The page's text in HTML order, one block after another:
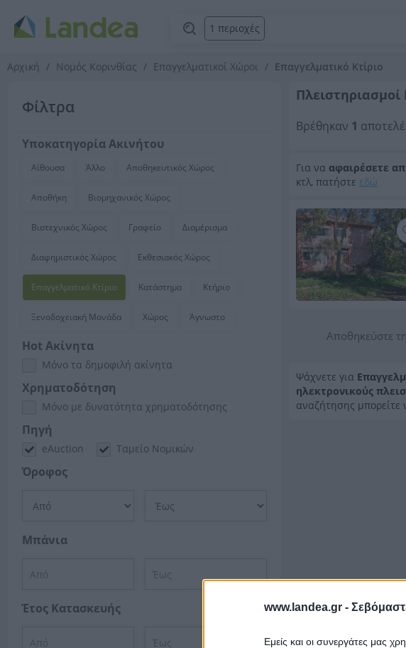
www.landea.gr -
Εμείς και οι συνεργάτες μας
1 περιοχές
Αρχική Νομός Κορινθίας Επαγγελματικοί Χώροι Επαγγελματικό Κτίριο
Φίλτρα
Υποκατηγορία Ακινήτου
Αίθουσα Άλλο Αποθηκευτικός Χώρος
Αποθήκη Βιομηχανικός Χώρος
Βιοτεχνικός Χώρος Γραφείο Διαμέρισμα
Διαφημιστικός Χώρος Εκθεσιακός Χώρος
Επαγγελματικό Κτίριο Κατάστημα Κτήριο
Ξενοδοχειακή Μονάδα Χώρος Άγνωστο
Hot Ακίνητα
Μόνο τα δημοφιλή ακίνητα
Χρηματοδότηση
Μόνο με δυνατότητα χρηματοδότησης
Πηγή
eAuction Ταμείο Νομικών
Όροφος
Μπάνια
Έτος Κατασκευής
Βρέθηκαν 1
Για να αφαιρέσετε
κτλ, πατήστε εδώ
Αποθηκεύστε
Ψάχνετε για
ηλεκτρονικούς
αναζήτησης μπορείτε